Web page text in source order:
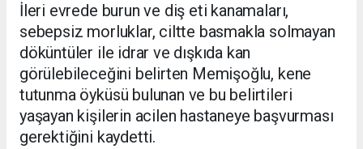
İleri evrede burun ve diş eti kanamaları,
sebepsiz morluklar, ciltte basmakla solmayan
döküntüler ile idrar ve dışkıda kan
görülebileceğini belirten Memişoğlu, kene
tutunma öyküsü bulunan ve bu belirtileri
yaşayan kişilerin acilen hastaneye başvurması
gerektiğini kaydetti.